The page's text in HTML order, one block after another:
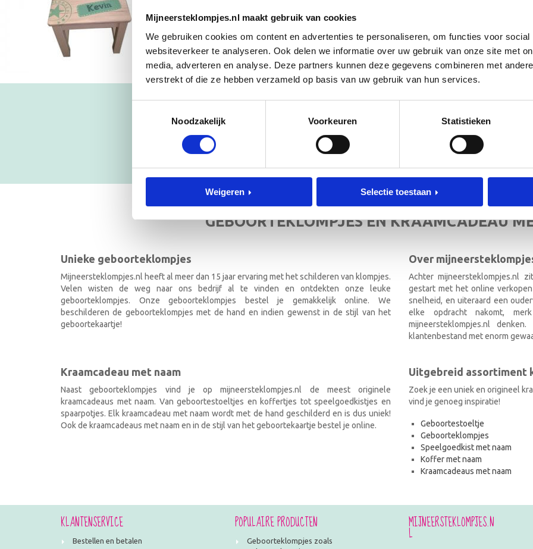
Mijneersteklompjes.nl maakt gebruik van cookies
We gebruiken cookies om content en advertenties te personaliseren, om functies voor
websiteverkeer te analyseren. Ook delen we informatie over uw gebruik van onze site met
media, adverteren en analyse. Deze partners kunnen deze gegevens combineren met
verstrekt of die ze hebben verzameld op basis van uw gebruik van hun services.
Noodzakelijk
Voorkeuren Statistieken
Weigeren Selectie toestaan
NIEUWSBRIEF
GEBOORTEKLOMPJES EN KRAAMCADEAU
Unieke geboorteklompjes
Mijneersteklompjes.nl heeft al meer dan 15 jaar ervaring met het schilderen van klompjes.
Velen wisten de weg naar ons bedrijf al te vinden en ontdekten onze leuke
geboorteklompjes. Onze geboorteklompjes bestel je gemakkelijk online. We
beschilderen de geboorteklompjes met de hand en indien gewenst in de stijl van het
geboortekaartje!
Over
Achter mijneersteklompjes.nl
gestart met het online
snelheid, en uiteraard een
elke opdracht nakomt,
mijneersteklompjes.nl
klantenbestand met enorm
Kraamcadeau met naam
Naast geboorteklompjes vind je op mijneersteklompjes.nl de meest originele
kraamcadeaus met naam. Van geboortestoeltjes en koffertjes tot speelgoedkistjes en
spaarpotjes. Elk kraamcadeau met naam wordt met de hand geschilderd en is dus uniek!
Ook de kraamcadeaus met naam en in de stijl van het geboortekaartje bestel je online.
Uitgebreid assortiment
Zoek je een uniek en origineel
vind je genoeg inspiratie!
Geboortestoeltje
Geboorteklompjes
Speelgoedkist met naam
Koffer met naam
Kraamcadeaus met naam
KLANTENSERVICE
Bestellen en betalen
POPULAIRE PRODUCTEN
Geboorteklompjes zoals
MIJNEERSTEKLOMPJES.N
L